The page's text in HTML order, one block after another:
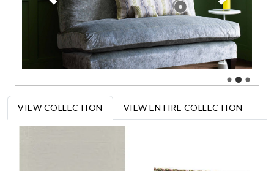
VIEW COLLECTION VIEW ENTIRE COLLECTION